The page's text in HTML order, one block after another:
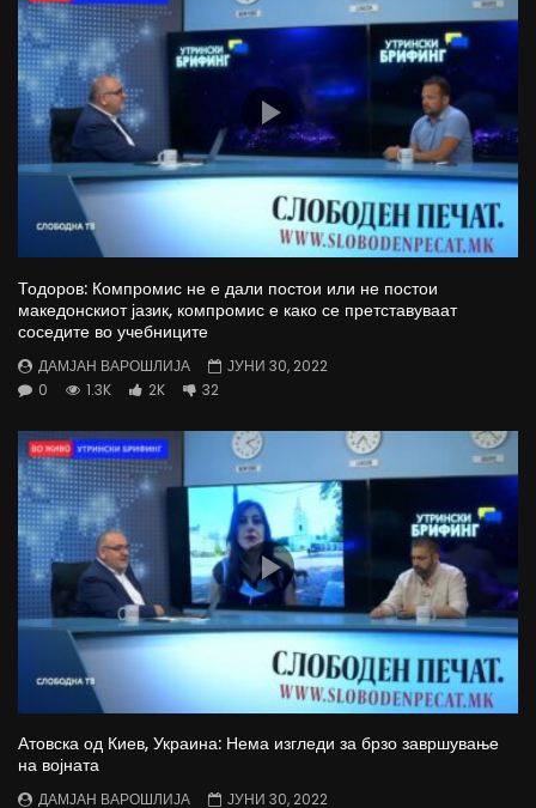
Тодоров: Компромис не е дали постои или не постои
македонскиот јазик, компромис е како се претставуваат
соседите во учебниците
ДАМЈАН ВАРОШЛИЈА
ЈУНИ 30, 2022
0
1.3K 2K 32
Атовска од Киев, Украина: Нема изгледи за брзо завршување
на војната
ДАМЈАН ВАРОШЛИЈА
ЈУНИ 30, 2022